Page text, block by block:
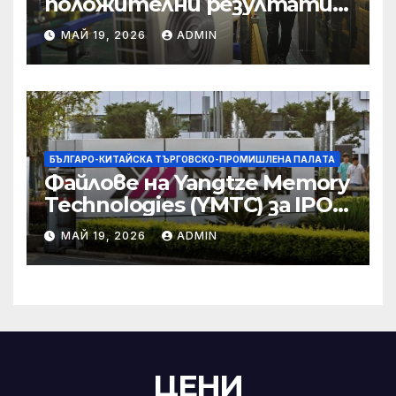
икономическите и
търговски консултации:
министерство
МАЙ 19, 2026 ADMIN
БЪЛГАРО-КИТАЙСКА ТЪРГОВСКО-ПРОМИШЛЕНА ПАЛAТА
Файлове на Yangtze Memory
Technologies (YMTC) за IPO
на STAR Market
МАЙ 19, 2026 ADMIN
ЦЕНИ